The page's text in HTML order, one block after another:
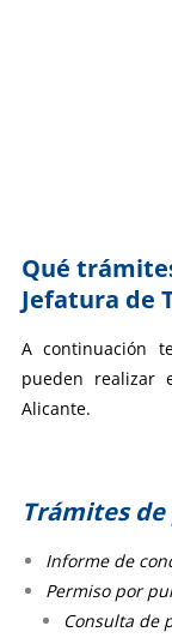
Qué
Jefatura de
A continuación
pueden realizar
Alicante.
Trámites
Informe de
Permiso por
Consulta de